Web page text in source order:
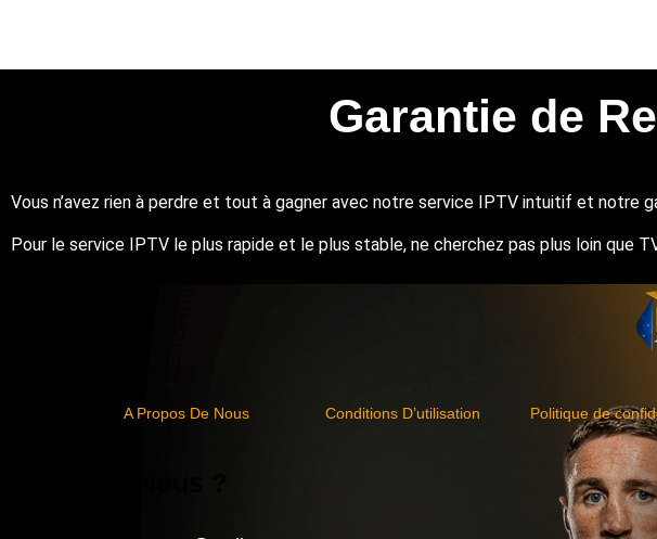
Garantie de
Vous n’avez rien à perdre et tout à gagner avec notre service IPTV intuitif et notre
Pour le service IPTV le plus rapide et le plus stable, ne cherchez pas plus loin que
A Propos De Nous Conditions D’utilisation Politique de